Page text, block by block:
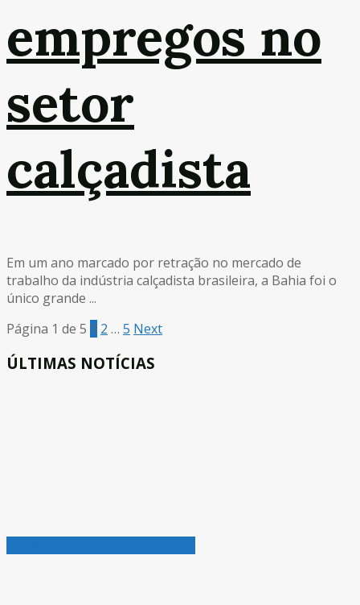
empregos no
setor
calçadista
Em um ano marcado por retração no mercado de
trabalho da indústria calçadista brasileira, a Bahia foi o
único grande ...
Página 1 de 5 1 2 … 5 Next
ÚLTIMAS NOTÍCIAS